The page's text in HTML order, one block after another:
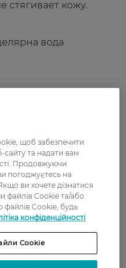
стягивает кожу.
вода
вода,
и не щиплет глаза.
очищает даже
и освежает кожу.
ще
щоб забезпечити
та надати вам
Продовжуючи
погоджуєтесь на
ви хочете дізнатися
файлів Cookie та/або
файлів Cookie, будь
конфіденційності
Cookie